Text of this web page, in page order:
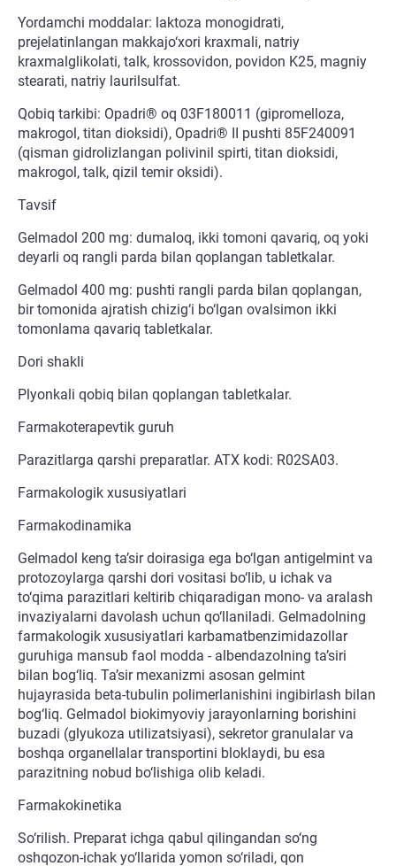
Yordamchi moddalar: laktoza monogidrati,
prejelatinlangan makkajo‘xori kraxmali, natriy
kraxmalglikolati, talk, krossovidon, povidon K25, magniy
stearati, natriy laurilsulfat.
Qobiq tarkibi: Opadri® oq 03F180011 (gipromelloza,
makrogol, titan dioksidi), Opadri® II pushti 85F240091
(qisman gidrolizlangan polivinil spirti, titan dioksidi,
makrogol, talk, qizil temir oksidi).
Tavsif
Gelmadol 200 mg: dumaloq, ikki tomoni qavariq, oq yoki
deyarli oq rangli parda bilan qoplangan tabletkalar.
Gelmadol 400 mg: pushti rangli parda bilan qoplangan,
bir tomonida ajratish chizig‘i bo‘lgan ovalsimon ikki
tomonlama qavariq tabletkalar.
Dori shakli
Plyonkali qobiq bilan qoplangan tabletkalar.
Farmakoterapevtik guruh
Parazitlarga qarshi preparatlar. ATX kodi: R02SA03.
Farmakologik xususiyatlari
Farmakodinamika
Gelmadol keng ta’sir doirasiga ega bo‘lgan antigelmint va
protozoylarga qarshi dori vositasi bo‘lib, u ichak va
to‘qima parazitlari keltirib chiqaradigan mono- va aralash
invaziyalarni davolash uchun qo‘llaniladi. Gelmadolning
farmakologik xususiyatlari karbamatbenzimidazollar
guruhiga mansub faol modda - albendazolning ta’siri
bilan bog‘liq. Ta’sir mexanizmi asosan gelmint
hujayrasida beta-tubulin polimerlanishini ingibirlash bilan
bog‘liq. Gelmadol biokimyoviy jarayonlarning borishini
buzadi (glyukoza utilizatsiyasi), sekretor granulalar va
boshqa organellalar transportini bloklaydi, bu esa
parazitning nobud bo‘lishiga olib keladi.
Farmakokinetika
So‘rilish. Preparat ichga qabul qilingandan so‘ng
oshqozon-ichak yo‘llarida yomon so‘riladi, qon